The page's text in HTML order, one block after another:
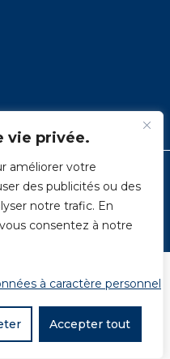
vie privée.
améliorer votre
des publicités ou des
notre trafic. En
consentez à notre
à caractère personnel
Accepter tout